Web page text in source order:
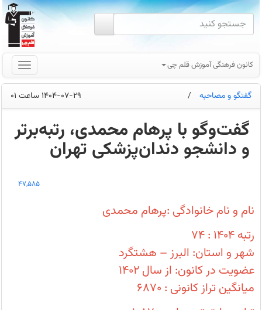
کانون فرهنگی آموزش قلم چی
گفتگو و مصاحبه / 1404-07-29 ساعت 01
گفت‌وگو با پرهام محمدی، رتبه‌برتر
و دانشجو دندان‌پزشکی تهران
من
بود!
گفت‌وگو
با
پرهام
محمدی،
رتبه‌برتر
و
دانشجو
دندان‌پزشکی
47,585
نام و نام خانوادگی :پرهام محمدی
رتبه 1404 : 74
شهر و استان: البرز – هشتگرد
عضویت در کانون: از سال ۱۴۰۲
میانگین تراز کانونی : 6870